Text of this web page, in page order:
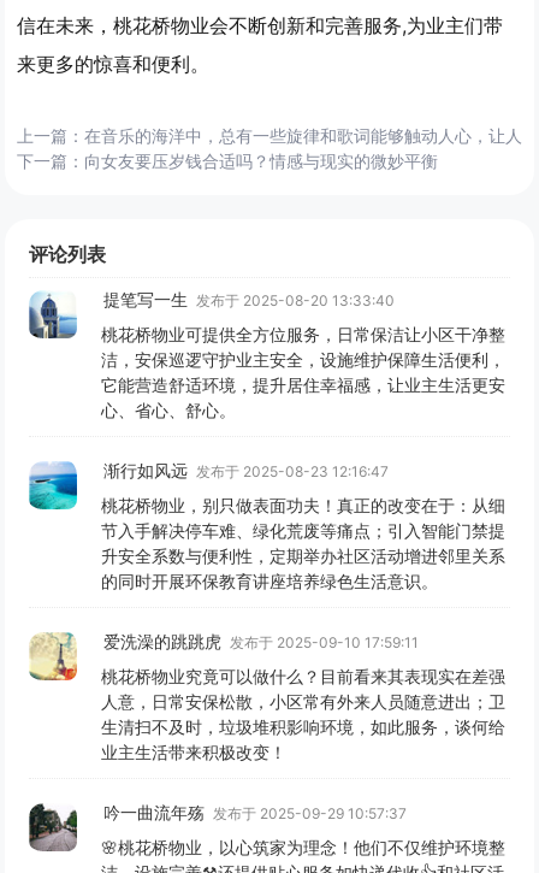
信在未来，桃花桥物业会不断创新和完善服务,为业主们带
来更多的惊喜和便利。
上一篇：在音乐的海洋中，总有一些旋律和歌词能够触动人心，让人
下一篇： 向女友要压岁钱合适吗？情感与现实的微妙平衡
评论列表
提笔写一生 发布于 2025-08-20 13:33:40
桃花桥物业可提供全方位服务，日常保洁让小区干净整
洁，安保巡逻守护业主安全，设施维护保障生活便利，
它能营造舒适环境，提升居住幸福感，让业主生活更安
心、省心、舒心。
渐行如风远 发布于 2025-08-23 12:16:47
桃花桥物业，别只做表面功夫！真正的改变在于：从细
节入手解决停车难、绿化荒废等痛点；引入智能门禁提
升安全系数与便利性，定期举办社区活动增进邻里关系
的同时开展环保教育讲座培养绿色生活意识。
爱洗澡的跳跳虎 发布于 2025-09-10 17:59:11
桃花桥物业究竟可以做什么？目前看来其表现实在差强
人意，日常安保松散，小区常有外来人员随意进出；卫
生清扫不及时，垃圾堆积影响环境，如此服务，谈何给
业主生活带来积极改变！
吟一曲流年殇 发布于 2025-09-29 10:57:37
🌸桃花桥物业，以心筑家为理念！他们不仅维护环境整